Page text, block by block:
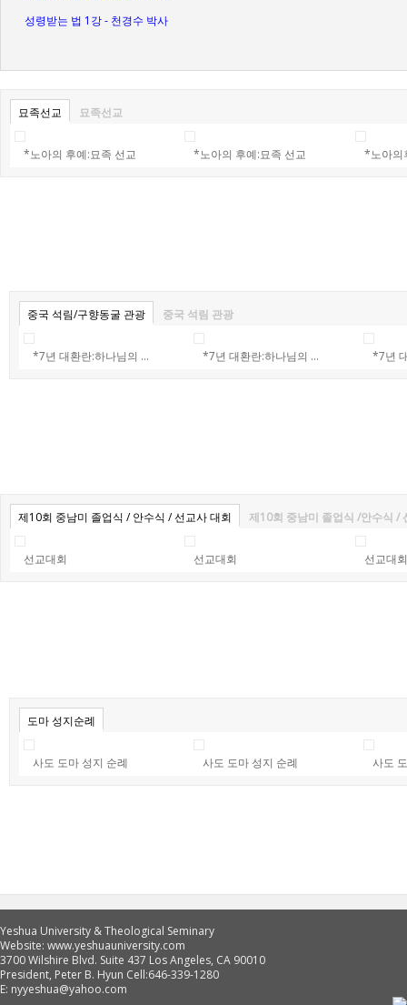
성령받는 법 1강 - 천경수 박사
묘족선교 묘족선교
*노아의 후예:묘족 선교 *노아의 후예:묘족 선교 *노아의
중국 석림/구향동굴 관광 중국 석림 관광
*7년 대환란:하나님의 ... *7년 대환란:하나님의 ... *7년
제10회 중남미 졸업식 / 안수식 / 선교사 대회 제10회 중남미 졸업식 /안수식 /
선교대회 선교대회 선교대회
도마 성지순례
사도 도마 성지 순례 사도 도마 성지 순례 사도
Yeshua University & Theological Seminary
Website: www.yeshuauniversity.com
3700 Wilshire Blvd. Suite 437 Los Angeles, CA 90010
President, Peter B. Hyun Cell:646-339-1280
E: nyyeshua@yahoo.com